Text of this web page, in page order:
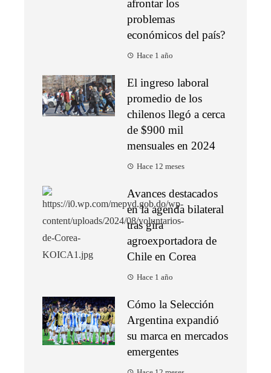
afrontar los
problemas
económicos del país?
Hace 1 año
El ingreso laboral
promedio de los
chilenos llegó a cerca
de $900 mil
mensuales en 2024
Hace 12 meses
Avances destacados
en la agenda bilateral
tras gira
agroexportadora de
Chile en Corea
Hace 1 año
Cómo la Selección
Argentina expandió
su marca en mercados
emergentes